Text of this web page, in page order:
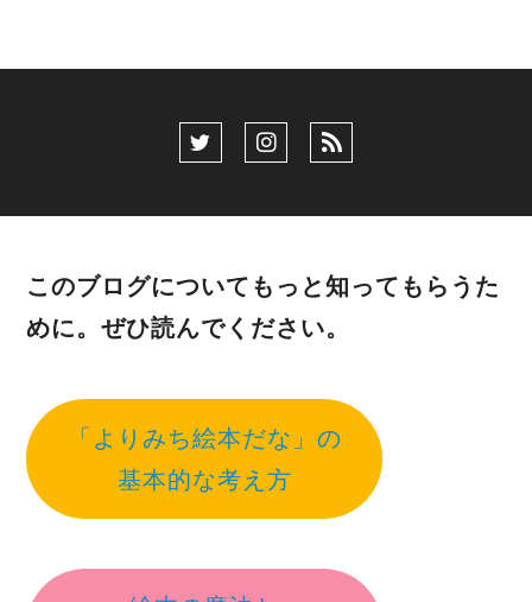
このブログについてもっと知ってもらうた
めに。ぜひ読んでください。
「よりみち絵本だな」の
基本的な考え方